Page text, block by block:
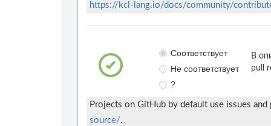
https://kcl-lang.io/docs/community/
Соответствует
Не соответствует
?
В
pull
Projects on GitHub by default use issues
source/.